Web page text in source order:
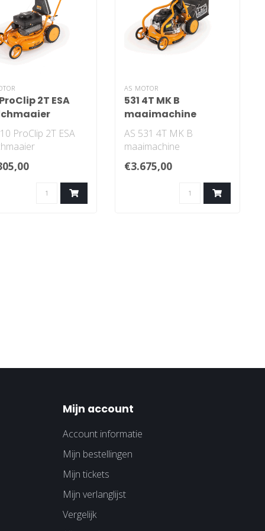
2T ESA
ProClip 2T ESA
AS MOTOR
531 4T MK B
maaimachine
AS 531 4T MK B
maaimachine
€3.675,00
Mijn account
Account informatie
Mijn bestellingen
Mijn tickets
Mijn verlanglijst
Vergelijk